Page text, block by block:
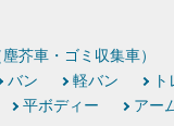
芥車・ゴミ収集車）
バン 軽バン
平ボディー アー